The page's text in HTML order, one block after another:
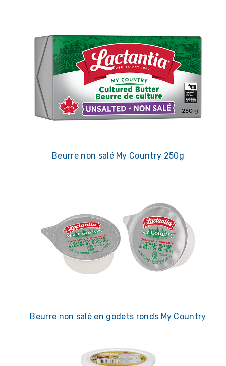
Beurre non salé My Country 250g
Beurre non salé en godets ronds My Country